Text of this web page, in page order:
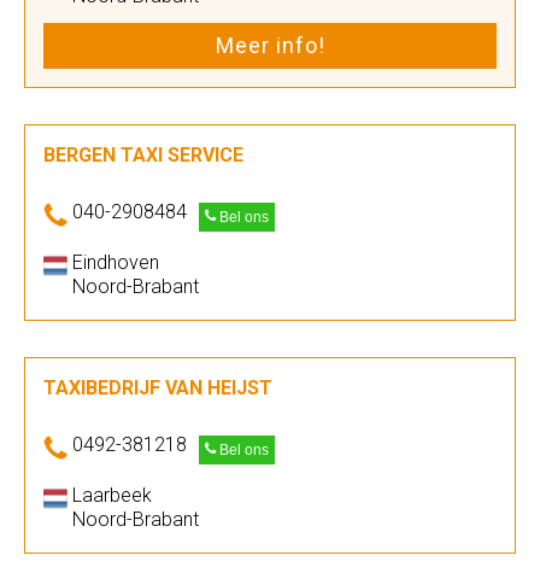
Meer info!
BERGEN TAXI SERVICE
040-2908484 Bel ons
Eindhoven
Noord-Brabant
TAXIBEDRIJF VAN HEIJST
0492-381218 Bel ons
Laarbeek
Noord-Brabant